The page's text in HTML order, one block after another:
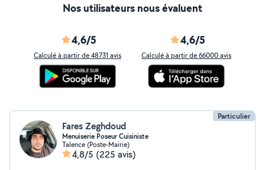
Nos utilisateurs nous évaluent
4,6/5
Calculé à partir de 48731 avis
4,6/5
Calculé à partir de 66000 avis
Particulier
Fares Zeghdoud
Menuiserie Poseur Cuisiniste
Talence (Poste-Mairie)
4,8/5 (225 avis)